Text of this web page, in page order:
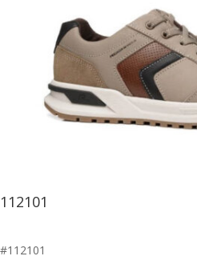
112101
#112101